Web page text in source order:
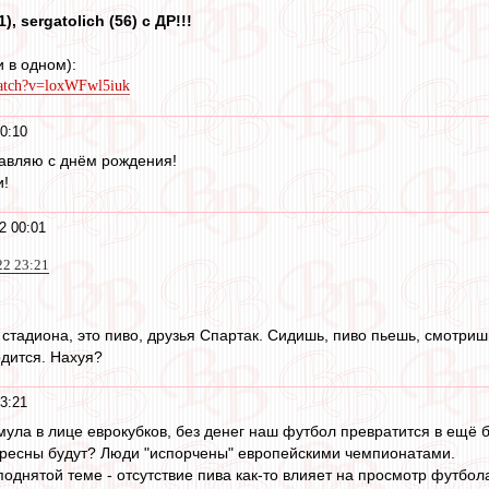
sergatolich (56) с ДР!!!
в одном):
с днём рождения!
00:01
23:21
это пиво, друзья Спартак. Сидишь, пиво пьешь,
Нахуя?
в лице еврокубков, без денег наш футбол превратится в
будут? Люди "испорчены" европейскими чемпионатами.
теме - отсутствие пива как-то влияет на просмотр